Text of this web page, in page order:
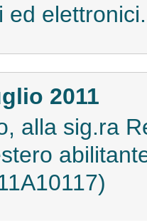
ed
2011
alla sig.ra